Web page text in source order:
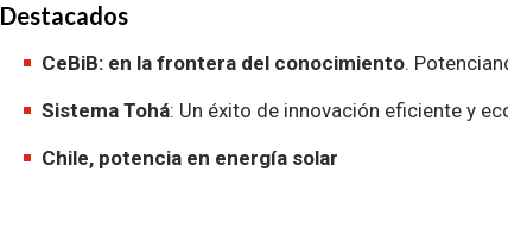
Destacados
CeBiB: en la frontera del conocimiento.
Sistema Tohá: Un éxito de innovación eficiente y
Chile, potencia en energía solar